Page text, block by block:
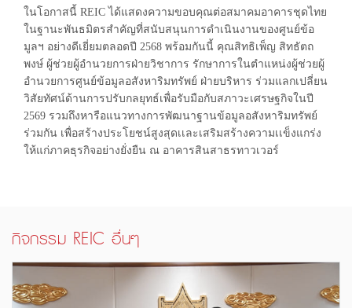
ในโอกาสนี้ REIC ได้แสดงความขอบคุณต่อสมาคมอาคารชุดไทย
ในฐานะพันธมิตรสำคัญที่สนับสนุนการดำเนินงานของศูนย์ข้อ
มูลฯ อย่างดีเยี่ยมตลอดปี 2568 พร้อมกันนี้ คุณสิทธิเพ็ญ สิทธัตถ
พงษ์ ผู้ช่วยผู้อำนวยการฝ่ายวิชาการ รักษาการในตำแหน่งผู้ช่วยผู้
อำนวยการศูนย์ข้อมูลอสังหาริมทรัพย์ ฝ่ายบริหาร ร่วมแลกเปลี่ยน
วิสัยทัศน์ด้านการปรับกลยุทธ์เพื่อรับมือกับสภาวะเศรษฐกิจในปี
2569 รวมถึงหารือแนวทางการพัฒนาฐานข้อมูลอสังหาริมทรัพย์
ร่วมกัน เพื่อสร้างประโยชน์สูงสุดเเละเสริมสร้างความเเข็งแกร่ง
ให้แก่ภาคธุรกิจอย่างยั่งยืน ณ อาคารสินสาธรทาวเวอร์
กิจกรรม REIC อื่นๆ